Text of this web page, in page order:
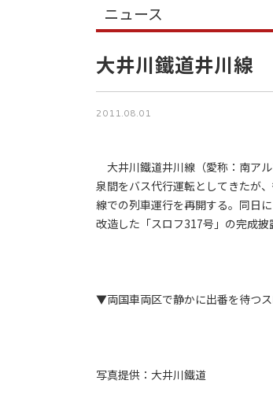
ニュース
大井川鐵道井川線
2011.08.01
大井川鐵道井川線（愛称：南ア
泉間をバス代行運転としてきたが
線での列車運行を再開する。同日
改造した「スロフ317号」の完成披
▼両国車両区で静かに出番を待つス
写真提供：大井川鐵道